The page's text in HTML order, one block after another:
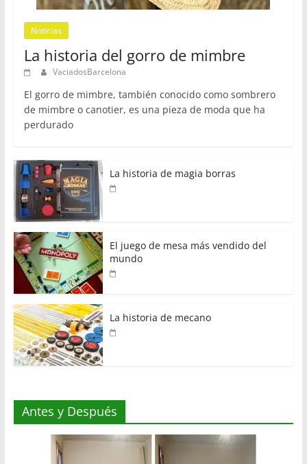
Noticias
La historia del gorro de mimbre
VaciadosBarcelona
El gorro de mimbre, también conocido como sombrero
de mimbre o canotier, es una pieza de moda que ha
perdurado
La historia de magia borras
El juego de mesa más vendido del
mundo
La historia de mecano
Antes y Después